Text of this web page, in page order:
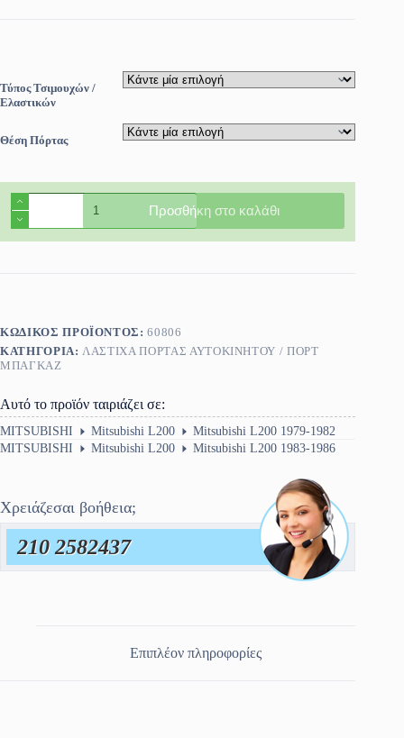
Τύπος Τσιμουχών /
Ελαστικών
Θέση Πόρτας
Τσιμούχα
παραθύρου
αυτοκινήτου
Mitsubishi
Προσθήκη στο καλάθι
ΚΩΔΙΚΌΣ ΠΡΟΪΌΝΤΟΣ:60806
ΚΑΤΗΓΟΡΊΑ: ΛΆΣΤΙΧΑ ΠΌΡΤΑΣ ΑΥΤΟΚΙΝΉΤΟΥ / ΠΟΡΤ
ΜΠΑΓΚΑΖ
Αυτό το προϊόν ταιριάζει σε:
MITSUBISHI Mitsubishi L200
Mitsubishi L200 1979-1982
MITSUBISHI
Mitsubishi L200 Mitsubishi L200 1983-1986
Χρειάζεσαι βοήθεια;
210 2582437
Επιπλέον πληροφορίες